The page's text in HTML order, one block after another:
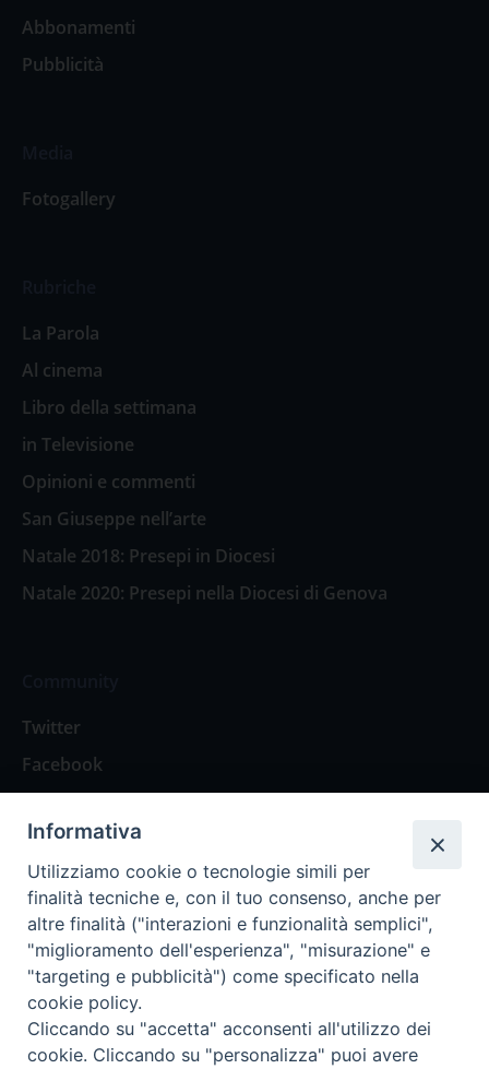
Abbonamenti
Pubblicità
Fotogallery
La Parola
Al cinema
Libro della settimana
in Televisione
Opinioni e commenti
San Giuseppe nell’arte
Natale 2018: Presepi in Diocesi
Natale 2020: Presepi nella Diocesi di Genova
Twitter
Facebook
Contattaci
Spazio Lettori
Eventi
Eventi diocesani
Informativa
Utilizziamo cookie o tecnologie simili per
finalità tecniche e, con il tuo consenso, anche per
altre finalità ("interazioni e funzionalità semplici",
"miglioramento dell'esperienza", "misurazione" e
"targeting e pubblicità") come specificato nella
cookie policy.
Cliccando su "accetta" acconsenti all'utilizzo dei
cookie. Cliccando su "personalizza" puoi avere